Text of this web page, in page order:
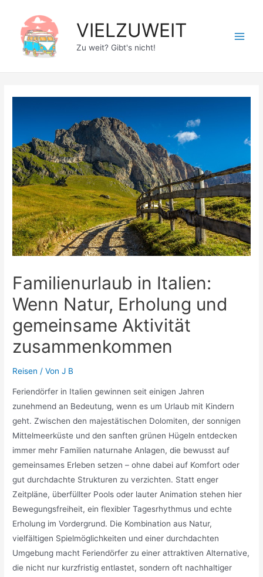
springen
VIELZUWEIT
Zu weit? Gibt's nicht!
Familienurlaub in Italien:
Wenn Natur, Erholung und
gemeinsame Aktivität
zusammenkommen
Reisen / VonJ B
Feriendörfer in Italien gewinnen seit einigen Jahren
zunehmend an Bedeutung, wenn es um Urlaub mit Kindern
geht. Zwischen den majestätischen Dolomiten, der sonnigen
Mittelmeerküste und den sanften grünen Hügeln entdecken
immer mehr Familien naturnahe Anlagen, die bewusst auf
gemeinsames Erleben setzen – ohne dabei auf Komfort oder
gut durchdachte Strukturen zu verzichten. Statt enger
Zeitpläne, überfüllter Pools oder lauter Animation stehen hier
Bewegungsfreiheit, ein flexibler Tagesrhythmus und echte
Erholung im Vordergrund. Die Kombination aus Natur,
vielfältigen Spielmöglichkeiten und einer durchdachten
Umgebung macht Feriendörfer zu einer attraktiven Alternative,
die nicht nur kurzfristig entlastet, sondern oft nachhaltiger